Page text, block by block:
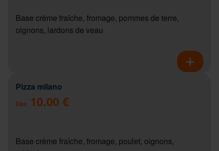
Base crème fraîche, fromage, pommes de terre,
oignons, lardons de veau
Pizza milano
Dès 10.00 €
Base crème fraîche, fromage, poulet, oignons,